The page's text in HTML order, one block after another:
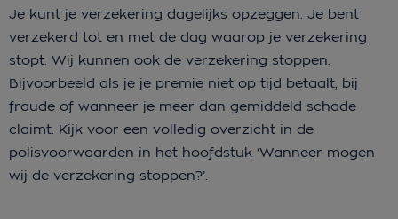
Je kunt je verzekering dagelijks opzeggen. Je bent
verzekerd tot en met de dag waarop je verzekering
stopt. Wij kunnen ook de verzekering stoppen.
Bijvoorbeeld als je je premie niet op tijd betaalt, bij
fraude of wanneer je meer dan gemiddeld schade
claimt. Kijk voor een volledig overzicht in de
polisvoorwaarden in het hoofdstuk ‘Wanneer mogen
wij de verzekering stoppen?’.